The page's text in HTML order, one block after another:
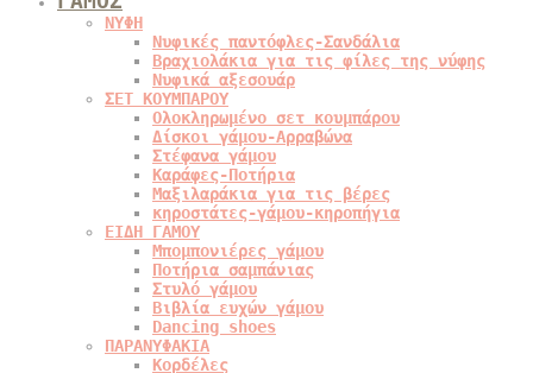
ΝΥΦΗ
Νυφικές παντόφλες-Σανδάλια
Βραχιολάκια για τις φίλες της νύφης
Νυφικά αξεσουάρ
ΣΕΤ ΚΟΥΜΠΑΡΟΥ
Ολοκληρωμένο σετ κουμπάρου
Δίσκοι γάμου-Αρραβώνα
Στέφανα γάμου
Καράφες-Ποτήρια
Μαξιλαράκια για τις βέρες
κηροστάτες-γάμου-κηροπήγια
ΕΙΔΗ ΓΑΜΟΥ
Μπομπονιέρες γάμου
Ποτήρια σαμπάνιας
Στυλό γάμου
Βιβλία ευχών γάμου
Dancing shoes
ΠΑΡΑΝΥΦΑΚΙΑ
Κορδέλες